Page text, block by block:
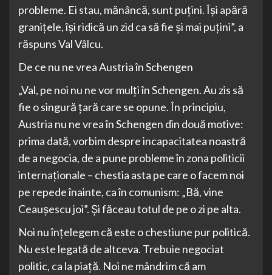
probleme. Ei stau, mănâncă, sunt puțini. Își apără
granițele, își ridică un zid ca să fie și mai puțini”, a
răspuns Val Vâlcu.
De ce nu ne vrea Austria în Schengen
„Val, pe noi nu ne vor mulți în Schengen. Au zis să
fie o singură țară care se opune. În principiu,
Austria nu ne vrea în Schengen din două motive:
prima dată, vorbim despre incapacitatea noastră
de a negocia, de a pune probleme în zona politicii
internaționale – chestia asta pe care o facem noi
pe repede înainte, ca în comunism: „Bă, vine
Ceaușescu joi”. Și făceau totul de pe o zi pe alta.
Noi nu înțelegem că este o chestiune pur politică.
Nu este legată de altceva. Trebuie negociat
politic, ca la piață. Noi ne mândrim că am